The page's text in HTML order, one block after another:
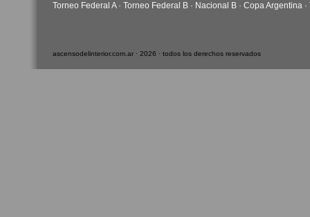
Torneo Federal A· Torneo Federal B · Nacional B · Copa Argentina ·
ascensodelinterior.com.ar · 2026 · todos los derechos reservados